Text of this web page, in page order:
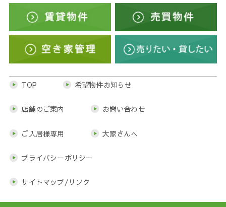
TOP 希望物件お知らせ
店舗のご案内 お問い合わせ
ご入居様専用 大家さんへ
プライバシーポリシー
サイトマップ/リンク